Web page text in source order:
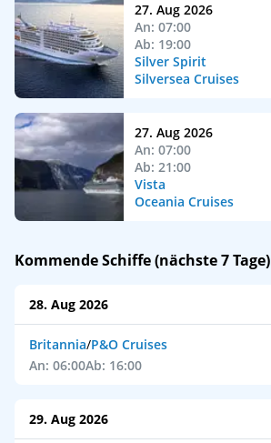
27. Aug 2026
An: 07:00
Ab: 19:00
Silver Spirit
Silversea Cruises
27. Aug 2026
An: 07:00
Ab: 21:00
Vista
Oceania Cruises
Kommende Schiffe (nächste 7 Tage)
28. Aug 2026
Britannia/P&O Cruises
An: 06:00Ab: 16:00
29. Aug 2026